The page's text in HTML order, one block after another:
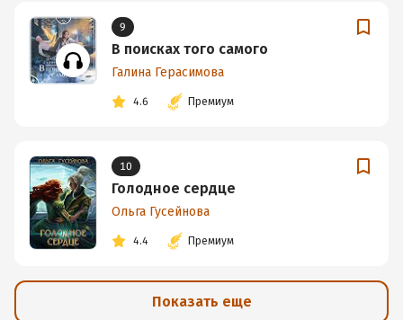
9
В поисках того самого
Галина Герасимова
4.6 Премиум
10
Голодное сердце
Ольга Гусейнова
4.4 Премиум
Показать еще